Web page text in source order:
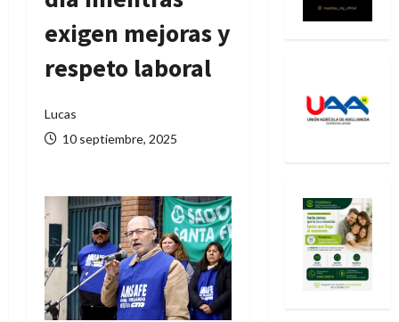
exigen mejoras y
respeto laboral
Lucas
10 septiembre, 2025